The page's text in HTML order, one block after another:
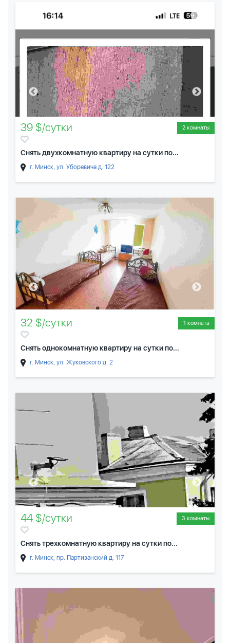
2 комнаты
39 $/сутки
Снять двухкомнатную квартиру на сутки по...
г. Минск, ул. Уборевича д. 122
1 комната
32 $/сутки
Снять однокомнатную квартиру на сутки по...
г. Минск, ул. Жуковского д. 2
3 комнаты
44 $/сутки
Снять трехкомнатную квартиру на сутки по...
г. Минск, пр. Партизанский д. 117